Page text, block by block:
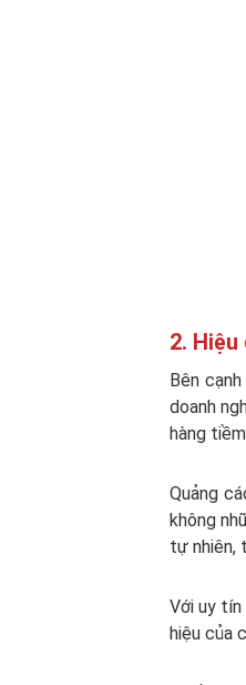
2.
Bên
doanh
hàng
Quảng
không
tự nhiên,
Với uy tín
hiệu của